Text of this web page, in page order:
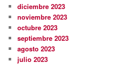
diciembre 2023
noviembre 2023
octubre 2023
septiembre 2023
agosto 2023
julio 2023